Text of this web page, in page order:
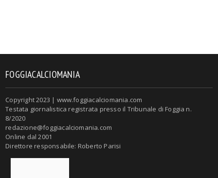
FOGGIACALCIOMANIA
Copyright 2023 | www.foggiacalciomania.com
Testata giornalistica registrata presso il Tribunale di Foggia n.
8/2020
redazione@foggiacalciomania.com
Online dal 2001
Direttore responsabile: Roberto Parisi